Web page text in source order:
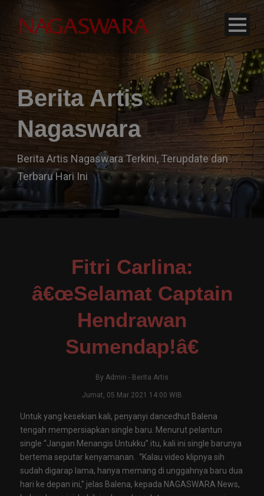
Berita Artis
Nagaswara
Berita Artis Nagaswara Terkini, Terupdate dan
Terbaru Hari Ini
Fitri Carlina:
â€œSelamat Captain
Hendrawan
Sumendap!â€
By Admin - Berita Artis
Jumat, 05 Mar 2021 14:00 WIB
Untuk yang kesekian kali, penyanyi dancedhut Balena
tengah mempersiapkan single baru. Menurut pelantun
single “Jangan Menangis Untukku” itu, kali ini single barunya
bertema seputar kenyamanan. “Kalau video klipnya sih
sudah digarap lama, hanya memang di unggahnya baru dua
hari ke depan ini,” jelas Balena, kepada NAGASWARA News,
modal-check